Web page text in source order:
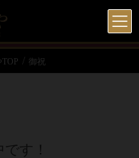
御祝
す！